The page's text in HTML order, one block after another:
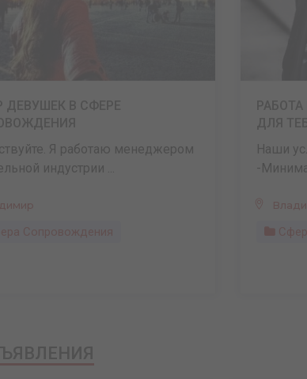
Я работаю менеджером
индустрии ...
Сопровождения
Наши
-